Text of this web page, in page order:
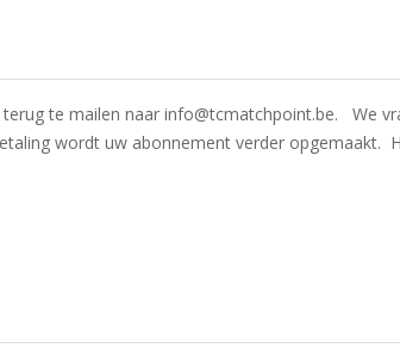
te mailen naar info@tcmatchpoint.be. We
wordt uw abonnement verder opgemaakt.